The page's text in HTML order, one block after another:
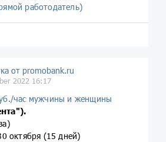
работодатель)
от promobank.ru
2022 16:17
час мужчины и женщины
октября (15 дней)